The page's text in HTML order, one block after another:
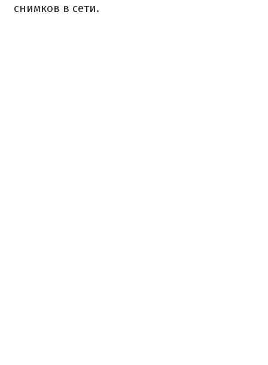
снимков в сети.